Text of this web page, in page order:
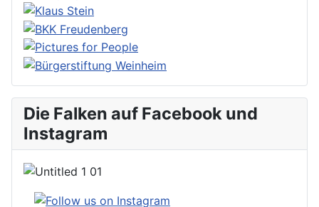
Die Falken auf Facebook und
Instagram